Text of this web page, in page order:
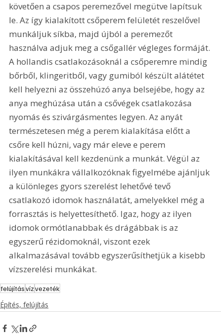
követően a csapos peremezővel megütve lapítsuk
le. Az így kialakított csőperem felületét reszelővel
munkáljuk síkba, majd újból a peremezőt
használva adjuk meg a csőgallér végleges formáját.
A hollandis csatlakozásoknál a csőperemre mindig
bőrből, klingeritből, vagy gumiból készült alátétet
kell helyezni az összehúzó anya belsejébe, hogy az
anya meghúzása után a csővégek csatlakozása
nyomás és szivárgásmentes legyen. Az anyát
természetesen még a perem kialakítása előtt a
csőre kell húzni, vagy már eleve e perem
kialakításával kell kezdenünk a munkát. Végül az
ilyen munkákra vállalkozóknak figyelmébe ajánljuk
a különleges gyors szerelést lehetővé tevő
csatlakozó idomok használatát, amelyekkel még a
forrasztás is helyettesíthető. Igaz, hogy az ilyen
idomok ormótlanabbak és drágábbak is az
egyszerű rézidomoknál, viszont ezek
alkalmazásával tovább egyszerűsíthetjük a kisebb
vízszerelési munkákat.
felújításvízvezeték
Építés, felújítás